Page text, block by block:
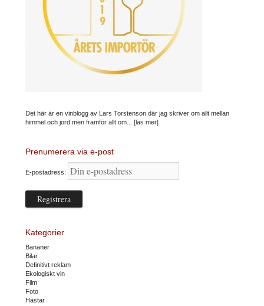
Det här är en vinblogg av Lars Torstenson där jag skriver om allt mellan
himmel och jord men framför allt om... [läs mer]
Prenumerera via e-post
E-postadress:
Kategorier
Bananer
Bilar
Definitivt reklam
Ekologiskt vin
Film
Foto
Hästar